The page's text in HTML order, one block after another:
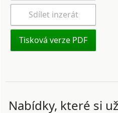
Sdílet inzerát
Tisková verze PDF
Nabídky, které si